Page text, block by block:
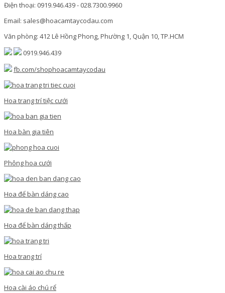
Điện thoại: 0919.946.439 - 028.7300.9960
Email: sales@hoacamtaycodau.com
Văn phòng: 412 Lê Hồng Phong, Phường 1, Quận 10, TP.HCM
0919.946.439
fb.com/shophoacamtaycodau
Hoa trang trí tiệc cưới
Hoa bàn gia tiên
Phông hoa cưới
Hoa để bàn dáng cao
Hoa để bàn dáng thấp
Hoa trang trí
Hoa cài áo chú rể